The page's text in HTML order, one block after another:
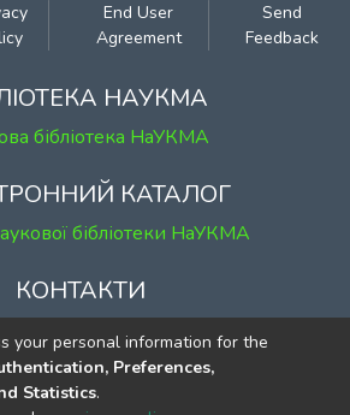
End User
Agreement
Send
Feedback
НАУКМА
бібліотека НаУКМА
КАТАЛОГ
бібліотеки НаУКМА
КОНТАКТИ
Григорія Сковороди, 2
к. 1, к. 120
(044) 463-69-31
your personal information for the
Preferences,
Statistics.